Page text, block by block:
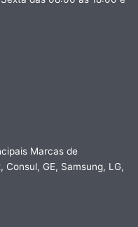
Marcas de
GE, Samsung, LG,